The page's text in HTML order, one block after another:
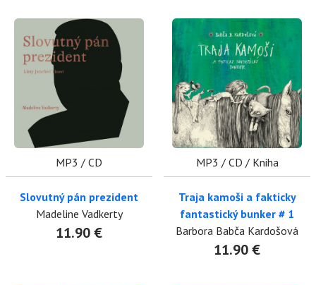
MP3 / CD
Slovutný pán prezident
Madeline Vadkerty
11.90 €
MP3 / CD / Kniha
Traja kamoši a fakticky
fantastický bunker # 1
Barbora Babča Kardošová
11.90 €